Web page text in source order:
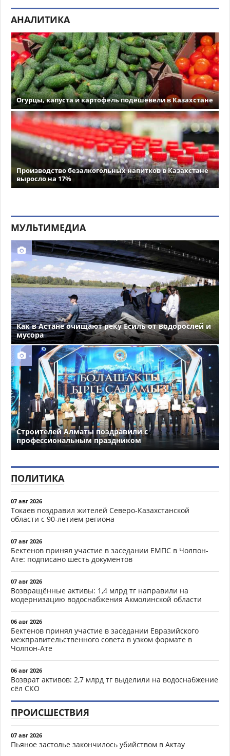
АНАЛИТИКА
Огурцы, капуста и картофель подешевели в Казахстане
Производство безалкогольных напитков в Казахстане
выросло на 17%
МУЛЬТИМЕДИА
Как в Астане очищают реку Есиль от водорослей и
мусора
Строителей Алматы поздравили с
профессиональным праздником
ПОЛИТИКА
07 авг 2026
Токаев поздравил жителей Северо-Казахстанской
области с 90-летием региона
07 авг 2026
Бектенов принял участие в заседании ЕМПС в Чолпон-
Ате: подписано шесть документов
07 авг 2026
Возвращённые активы: 1,4 млрд тг направили на
модернизацию водоснабжения Акмолинской области
06 авг 2026
Бектенов принял участие в заседании Евразийского
межправительственного совета в узком формате в
Чолпон-Ате
06 авг 2026
Возврат активов: 2,7 млрд тг выделили на водоснабжение
сёл СКО
ПРОИСШЕСТВИЯ
07 авг 2026
Пьяное застолье закончилось убийством в Актау